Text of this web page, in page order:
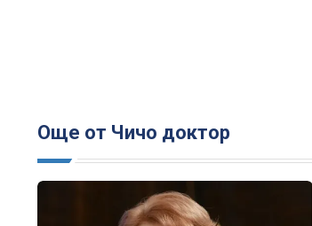
Още от Чичо доктор